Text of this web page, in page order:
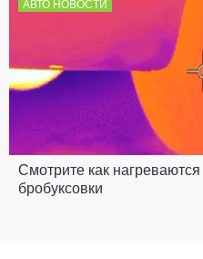
АВТО НОВОСТИ
Смотрите как
бробуксовки